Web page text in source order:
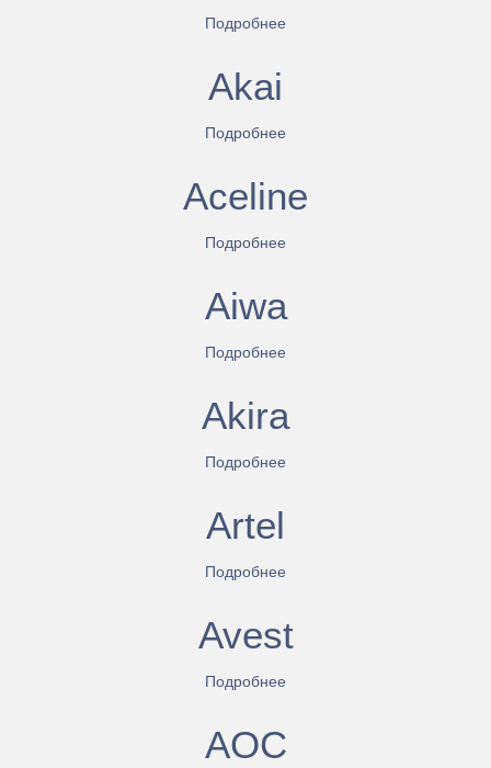
Подробнее
Akai
Подробнее
Aceline
Подробнее
Aiwa
Подробнее
Akira
Подробнее
Artel
Подробнее
Avest
Подробнее
AOC